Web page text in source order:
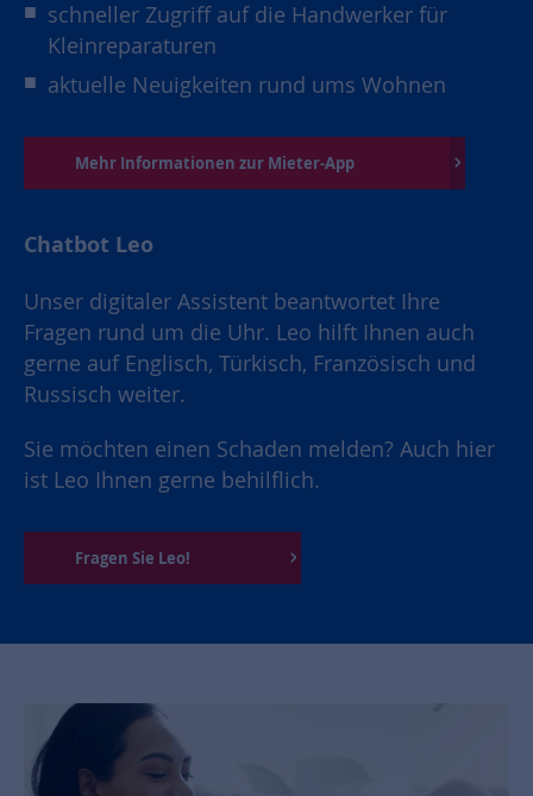
schneller Zugriff auf die Handwerker für
Kleinreparaturen
aktuelle Neuigkeiten rund ums Wohnen
Mehr Informationen zur Mieter-App
Chatbot Leo
Unser digitaler Assistent beantwortet Ihre
Fragen rund um die Uhr. Leo hilft Ihnen auch
gerne auf Englisch, Türkisch, Französisch und
Russisch weiter.
Sie möchten einen Schaden melden? Auch hier
ist Leo Ihnen gerne behilflich.
Fragen Sie Leo!